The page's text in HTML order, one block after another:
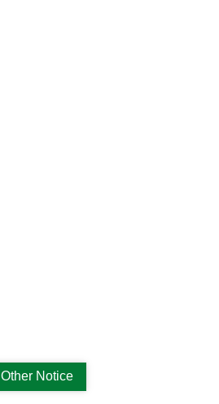
Other Notice